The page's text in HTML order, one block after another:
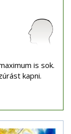
is sok.
kapni.